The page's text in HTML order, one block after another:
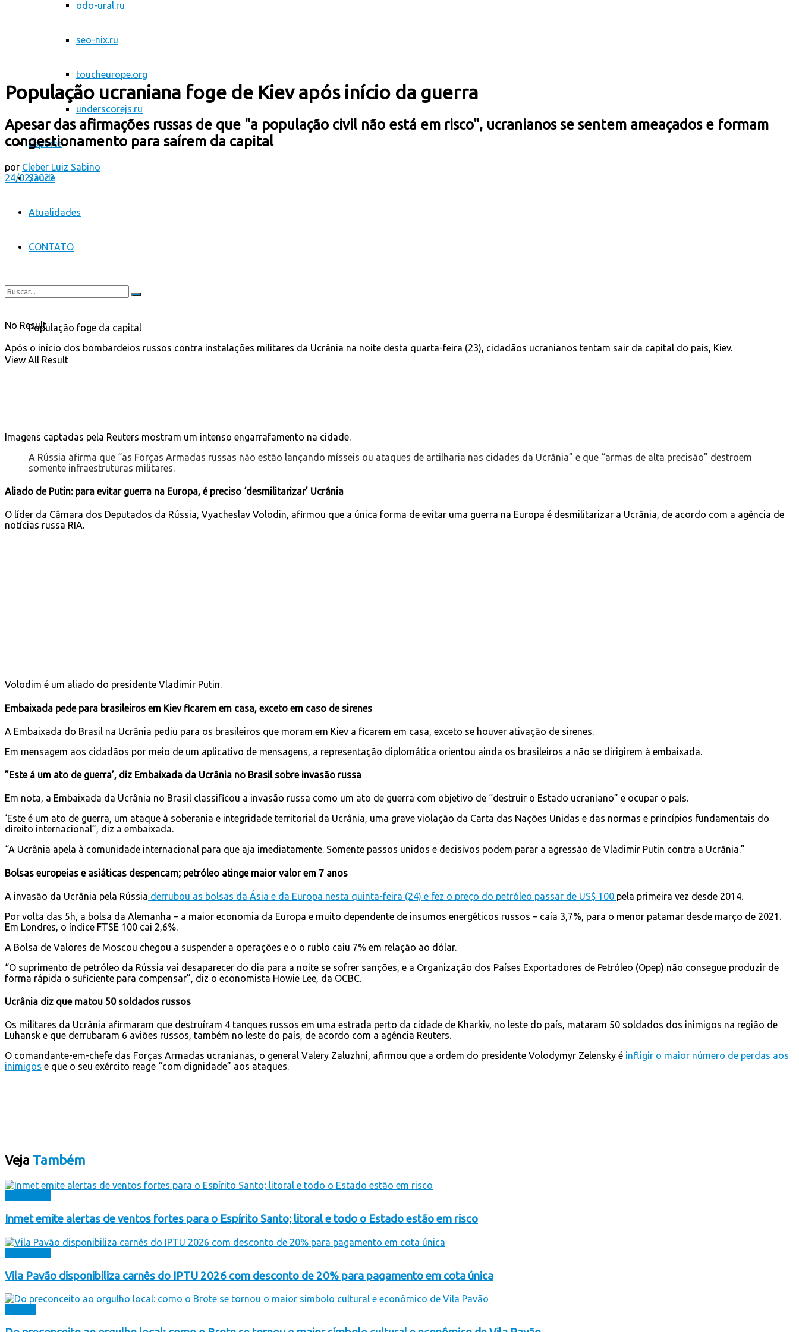
odo-ural.ru
seo-nix.ru
toucheurope.org
underscorejs.ru
Esporte
Saúde
Atualidades
CONTATO
No Result
View All Result
População ucraniana foge de Kiev após início da guerra
Apesar das afirmações russas de que "a população civil não está em risco", ucranianos se sentem ameaçados e formam
congestionamento para saírem da capital
por Cleber Luiz Sabino
24/02/2022
População foge da capital
Após o início dos bombardeios russos contra instalações militares da Ucrânia na noite desta quarta-feira (23), cidadãos ucranianos tentam sair da capital do país, Kiev.
Imagens captadas pela Reuters mostram um intenso engarrafamento na cidade.
A Rússia afirma que “as Forças Armadas russas não estão lançando mísseis ou ataques de artilharia nas cidades da Ucrânia” e que “armas de alta precisão” destroem
somente infraestruturas militares.
Aliado de Putin: para evitar guerra na Europa, é preciso ‘desmilitarizar’ Ucrânia
O líder da Câmara dos Deputados da Rússia, Vyacheslav Volodin, afirmou que a única forma de evitar uma guerra na Europa é desmilitarizar a Ucrânia, de acordo com a agência de
notícias russa RIA.
Volodim é um aliado do presidente Vladimir Putin.
Embaixada pede para brasileiros em Kiev ficarem em casa, exceto em caso de sirenes
A Embaixada do Brasil na Ucrânia pediu para os brasileiros que moram em Kiev a ficarem em casa, exceto se houver ativação de sirenes.
Em mensagem aos cidadãos por meio de um aplicativo de mensagens, a representação diplomática orientou ainda os brasileiros a não se dirigirem à embaixada.
”Este á um ato de guerra’, diz Embaixada da Ucrânia no Brasil sobre invasão russa
Em nota, a Embaixada da Ucrânia no Brasil classificou a invasão russa como um ato de guerra com objetivo de “destruir o Estado ucraniano” e ocupar o país.
‘Este é um ato de guerra, um ataque à soberania e integridade territorial da Ucrânia, uma grave violação da Carta das Nações Unidas e das normas e princípios fundamentais do
direito internacional”, diz a embaixada.
“A Ucrânia apela à comunidade internacional para que aja imediatamente. Somente passos unidos e decisivos podem parar a agressão de Vladimir Putin contra a Ucrânia.”
Bolsas europeias e asiáticas despencam; petróleo atinge maior valor em 7 anos
A invasão da Ucrânia pela Rússia derrubou as bolsas da Ásia e da Europa nesta quinta-feira (24) e fez o preço do petróleo passar de US$ 100 pela primeira vez desde 2014.
Por volta das 5h, a bolsa da Alemanha – a maior economia da Europa e muito dependente de insumos energéticos russos – caía 3,7%, para o menor patamar desde março de 2021.
Em Londres, o índice FTSE 100 cai 2,6%.
A Bolsa de Valores de Moscou chegou a suspender a operações e o o rublo caiu 7% em relação ao dólar.
“O suprimento de petróleo da Rússia vai desaparecer do dia para a noite se sofrer sanções, e a Organização dos Países Exportadores de Petróleo (Opep) não consegue produzir de
forma rápida o suficiente para compensar”, diz o economista Howie Lee, da OCBC.
Ucrânia diz que matou 50 soldados russos
Os militares da Ucrânia afirmaram que destruíram 4 tanques russos em uma estrada perto da cidade de Kharkiv, no leste do país, mataram 50 soldados dos inimigos na região de
Luhansk e que derrubaram 6 aviões russos, também no leste do país, de acordo com a agência Reuters.
O comandante-em-chefe das Forças Armadas ucranianas, o general Valery Zaluzhni, afirmou que a ordem do presidente Volodymyr Zelensky é infligir o maior número de perdas aos
inimigos e que o seu exército reage “com dignidade” aos ataques.
Veja Também
Inmet emite alertas de ventos fortes para o Espírito Santo; litoral e todo o Estado estão em risco
Vila Pavão disponibiliza carnês do IPTU 2026 com desconto de 20% para pagamento em cota única